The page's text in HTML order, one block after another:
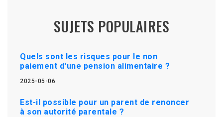
SUJETS POPULAIRES
Quels sont les risques pour le non
paiement d'une pension alimentaire ?
2025-05-06
Est-il possible pour un parent de renoncer
à son autorité parentale ?